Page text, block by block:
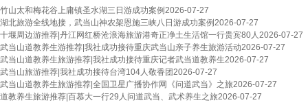
竹山太和梅花谷上庸镇圣水湖三日游成功案例2026-07-27
湖北旅游全线地接，武当山神农架恩施三峡八日游成功案例2026-07-27
十堰周边游推荐|丹江网红桥沧浪海旅游港奇正净土生活馆一行贵宾80人2026-07-27
武当山道教养生游推荐|我社成功接待重庆武当山亲子养生旅游活动2026-07-27
武当山道教养生旅游推荐|我社成功接待重庆记者武当道教养生2026-07-27
武当山旅游推荐|我社成功接待台湾104人敬香团2026-07-27
武当山道教养生旅游推荐|全国卫星广播协作网《问道武当》之旅2026-07-27
道教养生旅游推荐|百慕大一行29人问道武当、武术养生之旅2026-07-27